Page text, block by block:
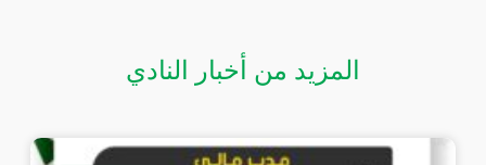
المزيد من أخبار النادي